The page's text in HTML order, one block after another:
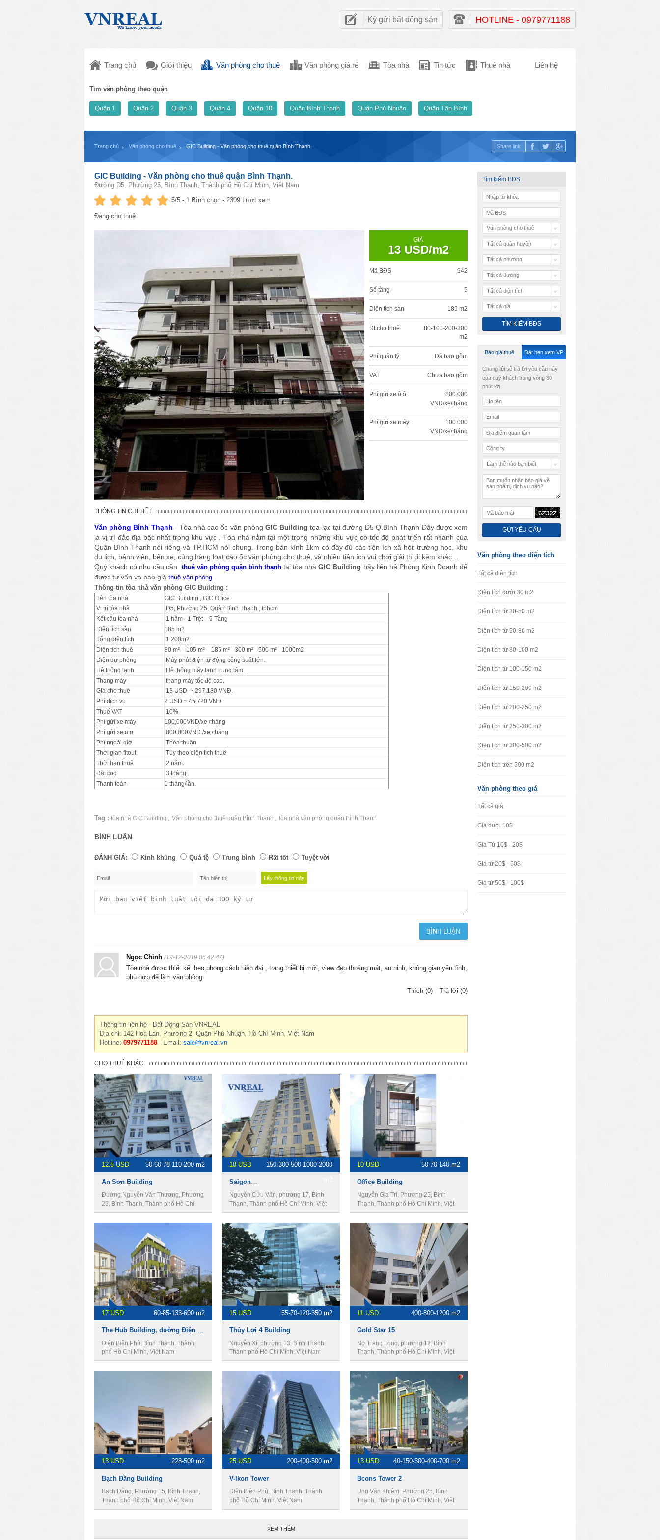
Ký gửi bất động sản HOTLINE - 0979771188
Trang chủ Giới thiệu Văn phòng cho thuê Văn phòng giá rẻ Tòa nhà Tin tức Thuê nhà Liên hệ
Tìm văn phòng theo quận
Quận 1 Quận 2 Quận 3 Quận 4 Quận 10 Quận Bình Thạnh Quận Phú Nhuận Quận Tân Bình
Trang chủ Văn phòng cho thuê GIC Building - Văn phòng cho thuê quận Bình Thạnh. Share link
GIC Building - Văn phòng cho thuê quận Bình Thạnh.
Đường D5, Phường 25, Bình Thạnh, Thành phố Hồ Chí Minh, Việt Nam
5/5 - 1 Bình chọn - 2309 Lượt xem
Đang cho thuê
GIÁ
13 USD/m2
Mã BĐS 942
Số tầng 5
Diện tích sàn 185 m2
Dt cho thuê
80-100-200-300
m2
Phí quản lý Đã bao gồm
VAT Chưa bao gồm
Phí gửi xe ôtô
800.000
VNĐ/xe/tháng
Phí gửi xe máy
100.000
VNĐ/xe/tháng
THÔNG TIN CHI TIẾT
Văn phòng Bình Thạnh - Tòa nhà cao ốc văn phòngGIC Building tọa lạc tại đường D5 Q.Bình Thạnh Đây được xem
là vị trí đắc địa bậc nhất trong khu vực . Tòa nhà nằm tại một trong những khu vực có tốc độ phát triển rất nhanh của
Quận Bình Thạnh nói riêng và TP.HCM nói chung. Trong bán kính 1km có đầy đủ các tiện ích xã hội: trường học, khu
du lịch, bệnh viện, bến xe, cùng hàng loạt cao ốc văn phòng cho thuê, và nhiều tiện ích vui chơi giải trí đi kèm khác…
Quý khách có nhu cầu cần
thuê văn phòng quận bình thạnh tại tòa nhàGIC Building hãy liên hệ Phòng Kinh Doanh để
được tư vấn và báo giá thuê văn phòng
Thông tin tòa nhà văn phòng GIC Building :
Tên tòa nhà
GIC Building , GIC Office
Vị trí tòa nhà
D5, Phường 25, Quận Bình Thạnh , tphcm
Kết cấu tòa nhà
1 hầm - 1 Trệt – 5 Tầng
Diện tích sàn
185 m2
Tổng diện tích
1.200m2
Diện tích thuê
80 m² – 105 m² – 185 m² - 300 m² - 500 m² - 1000m2
Điện dự phòng
Máy phát điện tự động công suất lớn.
Hệ thống lạnh
Hệ thống máy lạnh trung tâm.
Thang máy
thang máy tốc độ cao.
Giá cho thuê
13 USD ~ 297,180 VNĐ.
Phí dịch vụ
2 USD ~ 45,720 VNĐ.
Thuế VAT
10%
Phí gửi xe máy
100,000VND/xe /tháng
Phí gửi xe oto
800,000VND /xe /tháng
Phí ngoài giờ
Thỏa thuận
Thời gian fitout
Tùy theo diện tích thuê
Thời hạn thuê
2 năm.
Đặt cọc
3 tháng.
Thanh toán
1 tháng/lần.
Tag : tòa nhà GIC Building Văn phòng cho thuê quận Bình Thạnh tòa nhà văn phòng quận Bình Thạnh
BÌNH LUẬN
ĐÁNH GIÁ: Kinh khủng Quá tệ Trung bình Rất tốt Tuyệt vời
Ngọc Chinh (19-12-2019 06:42:47)
Tòa nhà được thiết kế theo phong cách hiện đại , trang thiết bị mới, view đẹp thoáng mát, an ninh, không gian yên tĩnh,
phù hợp để làm văn phòng.
Thích (0)
Trả lời (0)
Thông tin liên hệ - Bất Động Sản VNREAL
Địa chỉ: 142 Hoa Lan, Phường 2, Quận Phú Nhuận, Hồ Chí Minh, Việt Nam
Hotline: 0979771188 - Email: sale@vnreal.vn
CHO THUÊ KHÁC
12.5 USD 50-60-78-110-200 m2
An Sơn Building
Đường Nguyễn Văn Thương, Phường
25, Bình Thạnh, Thành phố Hồ Chí
Minh, Việt Nam
18 USD
150-300-500-1000-2000
Nguyễn Cửu Vân, phường 17, Bình
Thạnh, Thành phố Hồ Chí Minh, Việt
Nam
10 USD 50-70-140 m2
Office Building
Nguyễn Gia Trí, Phường 25, Bình
Thạnh, Thành phố Hồ Chí Minh, Việt
Nam
17 USD 60-85-133-600 m2
Điện Biên Phủ, Bình Thạnh, Thành
phố Hồ Chí Minh, Việt Nam
15 USD 55-70-120-350 m2
Thủy Lợi 4 Building
Nguyễn Xí, phường 13, Bình Thạnh,
Thành phố Hồ Chí Minh, Việt Nam
11 USD 400-800-1200 m2
Gold Star 15
Nơ Trang Long, phường 12, Bình
Thạnh, Thành phố Hồ Chí Minh, Việt
Nam
13 USD 228-500 m2
Bạch Đằng Building
Bạch Đằng, Phường 15, Bình Thạnh,
Thành phố Hồ Chí Minh, Việt Nam
25 USD 200-400-500 m2
V-Ikon Tower
Điện Biên Phủ, Bình Thạnh, Thành
phố Hồ Chí Minh, Việt Nam
13 USD 40-150-300-400-700 m2
Bcons Tower 2
Ung Văn Khiêm, Phường 25, Bình
Thạnh, Thành phố Hồ Chí Minh, Việt
Nam
XEM THÊM
Tìm kiếm BĐS
Văn phòng cho thuê
Tất cả quận huyện
Tất cả phường
Tất cả đường
Tất cả diện tích
Tất cả giá
Báo giá thuê Đặt hẹn xem VP
Chúng tôi sẽ trả lời yêu cầu này
của quý khách trong vòng 30
phút tới
Làm thế nào bạn biết
Văn phòng theo diện tích
Tất cả diện tích
Diện tích dưới 30 m2
Diện tích từ 30-50 m2
Diện tích từ 50-80 m2
Diện tích từ 80-100 m2
Diện tích từ 100-150 m2
Diện tích từ 150-200 m2
Diện tích từ 200-250 m2
Diện tích từ 250-300 m2
Diện tích từ 300-500 m2
Diện tích trên 500 m2
Văn phòng theo giá
Tất cả giá
Giá dưới 10$
Giá Từ 10$ - 20$
Giá từ 20$ - 50$
Giá từ 50$ - 100$